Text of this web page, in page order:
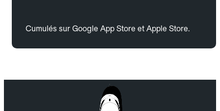
Cumulés sur Google App Store et Apple Store.